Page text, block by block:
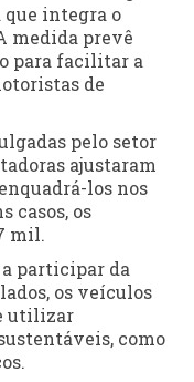
integra o
medida prevê
para facilitar a
de
pelo setor
ajustaram
los nos
casos, os
mil.
a participar da
os veículos
utilizar
como